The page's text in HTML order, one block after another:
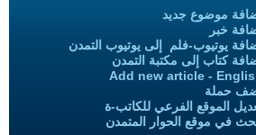
موضوع جديد
خبر
يوتيوب-فلم إلى يوتيوب التمدن
كتاب إلى مكتبة التمدن
Add new article -
حملة
الموقع الفرعي للكاتب-ة
في موقع الحوار المتمدن